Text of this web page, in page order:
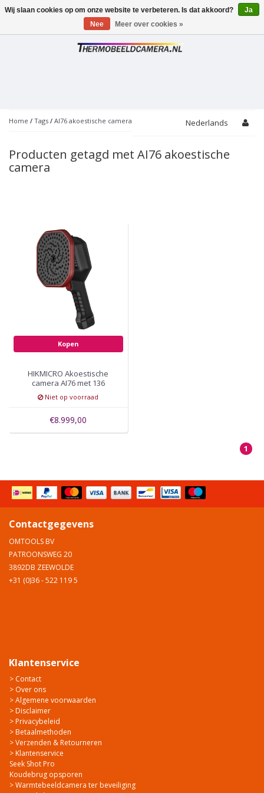
Toggle
Home / Tags / AI76 akoestische camera Nederlands
Producten getagd met AI76 akoestische
camera
Kopen
HIKMICRO Akoestische
camera AI76 met 136
microfoons
Niet op voorraad
€8.999,00
1
Contactgegevens
OMTOOLS BV
PATROONSWEG 20
3892DB ZEEWOLDE
+31 (0)36 - 522 119 5
Klantenservice
> Contact
> Over ons
> Algemene voorwaarden
> Disclaimer
> Privacybeleid
> Betaalmethoden
> Verzenden & Retourneren
> Klantenservice
Seek Shot Pro
Koudebrug opsporen
> Warmtebeeldcamera ter beveiliging
Wij slaan cookies op om onze website te verbeteren. Is dat akkoord?
Ja
Nee
Meer over cookies »